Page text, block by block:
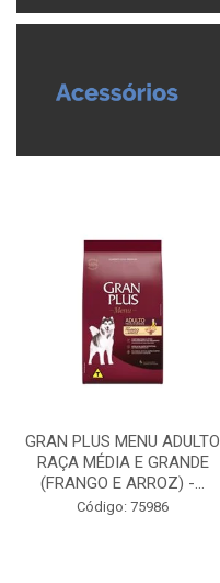
GRAN PLUS MENU ADULTO
RAÇA MÉDIA E GRANDE
(FRANGO E ARROZ) -...
Código: 75986